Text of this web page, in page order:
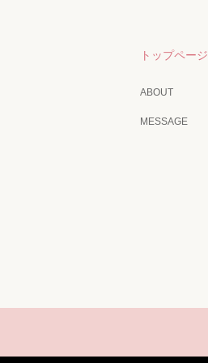
トップページ
ABOUT
MESSAGE